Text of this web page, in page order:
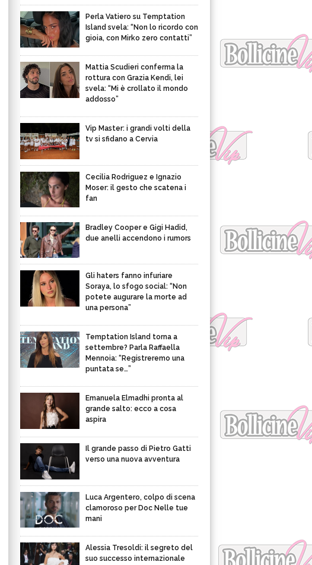
Perla Vatiero su Temptation
Island svela: “Non lo ricordo con
gioia, con Mirko zero contatti”
Mattia Scudieri conferma la
rottura con Grazia Kendi, lei
svela: “Mi è crollato il mondo
addosso”
Vip Master: i grandi volti della
tv si sfidano a Cervia
Cecilia Rodriguez e Ignazio
Moser: il gesto che scatena i
fan
Bradley Cooper e Gigi Hadid,
due anelli accendono i rumors
Gli haters fanno infuriare
Soraya, lo sfogo social: “Non
potete augurare la morte ad
una persona”
Temptation Island torna a
settembre? Parla Raffaella
Mennoia: “Registreremo una
puntata se…”
Emanuela Elmadhi pronta al
grande salto: ecco a cosa
aspira
Il grande passo di Pietro Gatti
verso una nuova avventura
Luca Argentero, colpo di scena
clamoroso per Doc Nelle tue
mani
Alessia Tresoldi: il segreto del
suo successo internazionale